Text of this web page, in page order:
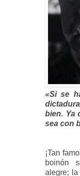
«Si se
bien. Ya
sea con
¡Tan
boinón
alegre; la